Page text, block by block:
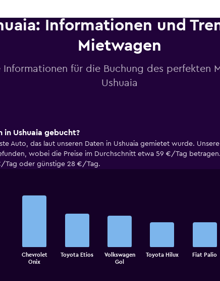
Informationen und
Mietwagen
Informationen für die Buchung des perfekten
Ushuaia
Ushuaia gebucht?
Auto, das laut unseren Daten in Ushuaia gemietet wurde.
wobei die Preise im Durchschnitt etwa 59 €/Tag
Tag oder günstige 28 €/Tag.
chartChevrolet
Onix
Toyota Etios
Volkswagen
Gol
Toyota Hilux Fiat Palio